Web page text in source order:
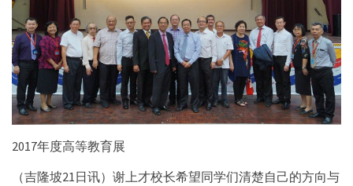
2017年度高等教育展
（吉隆坡21日讯）谢上才校长希望同学们清楚自己的方向与